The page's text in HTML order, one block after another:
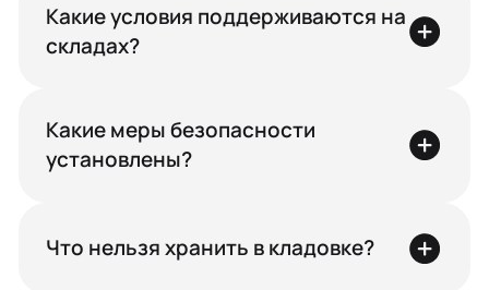
Какие условия поддерживаются на
складах?
Какие меры безопасности
установлены?
Что нельзя хранить в кладовке?